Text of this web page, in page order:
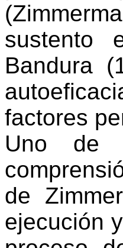
sustento
Bandura
factores
Uno de
de
ejecución